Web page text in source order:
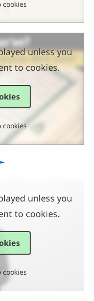
cookies
unless you
to cookies.
cookies
unless you
to cookies.
cookies